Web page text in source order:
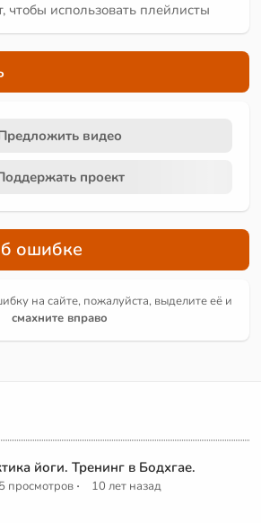
чтобы использовать плейлисты
видео
проект
ошибке
на сайте, пожалуйста, выделите её и
смахните вправо
йоги. Тренинг в Бодхгае.
просмотров · 10 лет назад